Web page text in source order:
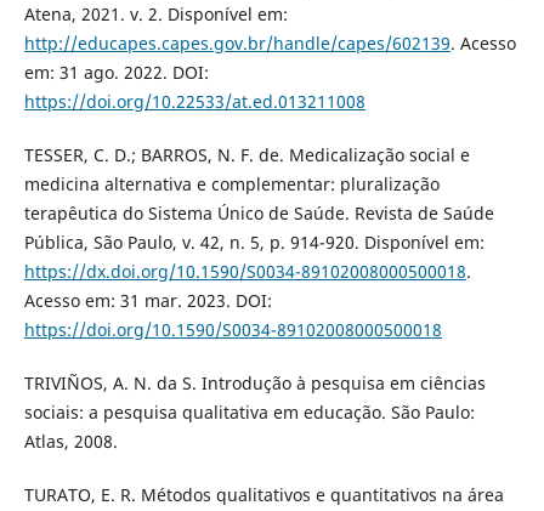
Atena, 2021. v. 2. Disponível em:
http://educapes.capes.gov.br/handle/capes/602139. Acesso
em: 31 ago. 2022. DOI:
https://doi.org/10.22533/at.ed.013211008
TESSER, C. D.; BARROS, N. F. de. Medicalização social e
medicina alternativa e complementar: pluralização
terapêutica do Sistema Único de Saúde. Revista de Saúde
Pública, São Paulo, v. 42, n. 5, p. 914-920. Disponível em:
https://dx.doi.org/10.1590/S0034-89102008000500018.
Acesso em: 31 mar. 2023. DOI:
https://doi.org/10.1590/S0034-89102008000500018
TRIVIÑOS, A. N. da S. Introdução à pesquisa em ciências
sociais: a pesquisa qualitativa em educação. São Paulo:
Atlas, 2008.
TURATO, E. R. Métodos qualitativos e quantitativos na área